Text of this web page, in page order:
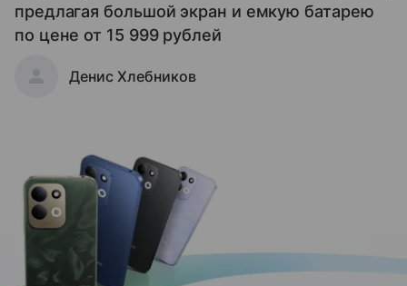
предлагая большой экран и емкую батарею
по цене от 15 999 рублей
Денис Хлебников